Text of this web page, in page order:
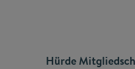
Hürde